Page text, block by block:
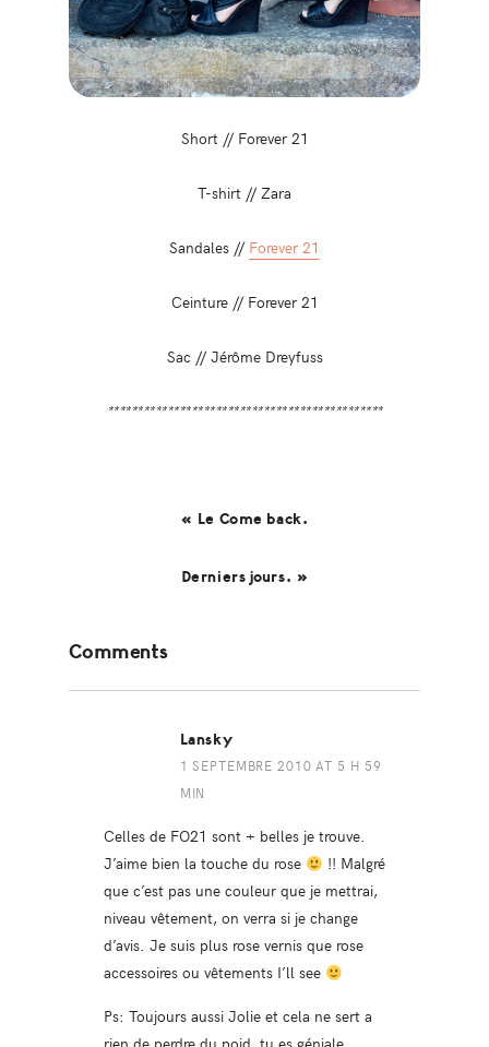
Short // Forever 21
T-shirt // Zara
Sandales // Forever 21
Ceinture // Forever 21
Sac // Jérôme Dreyfuss
**********************************************
« Le Come back.
Derniers jours. »
Interactions
Comments
Lansky
1 SEPTEMBRE 2010 AT 5 H 59
MIN
Celles de FO21 sont + belles je trouve.
J’aime bien la touche du rose
!! Malgré
que c’est pas une couleur que je mettrai,
niveau vêtement, on verra si je change
d’avis. Je suis plus rose vernis que rose
accessoires ou vêtements I’ll see
Ps: Toujours aussi Jolie et cela ne sert a